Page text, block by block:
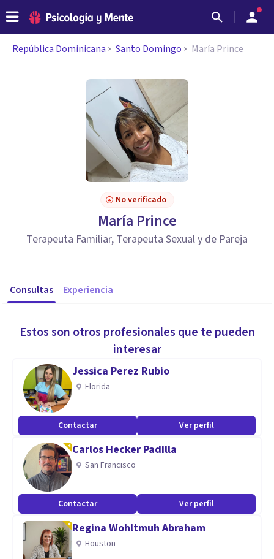
República Dominicana Santo Domingo María Prince
No verificado
María Prince
Terapeuta Familiar, Terapeuta Sexual y de Pareja
Consultas Experiencia
Estos son otros profesionales que te pueden
interesar
Jessica Perez Rubio
Florida
Contactar Ver perfil
Carlos Hecker Padilla
San Francisco
Contactar Ver perfil
Regina Wohltmuh Abraham
Houston